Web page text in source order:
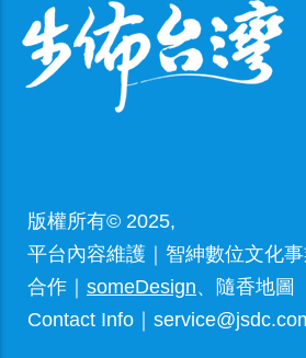
版權所有© 2025,
平台內容維護｜智紳數位文化
合作｜ someDesign、隨香地圖
Contact Info｜